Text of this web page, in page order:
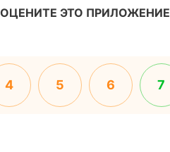
ОЦЕНИТЕ ЭТО ПРИЛОЖЕНИЕ
4 5 6 7